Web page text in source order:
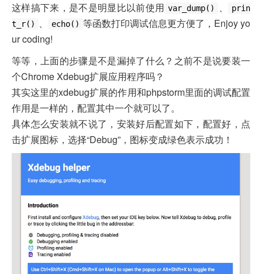
这样搞下来，是不是明显比以前使用 var_dump() 、
prin
t_r()
、 echo() 等函数打印调试信息更方便了，Enjoy yo
ur coding!
等等，上面的步骤是不是漏掉了什么？之前不是说要装一
个Chrome Xdebug扩展应用程序吗？
其实这里的xdebug扩展的作用和phpstorm里面的调试配置
作用是一样的，配置其中一个就可以了。
具体怎么安装就不说了，安装好后配置如下，配置好，点
击扩展图标，选择“Debug”，图标变成绿色表示成功！